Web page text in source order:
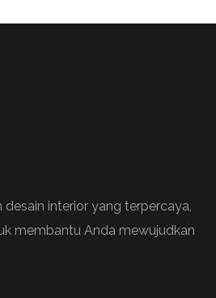
interior yang terpercaya,
membantu Anda mewujudkan